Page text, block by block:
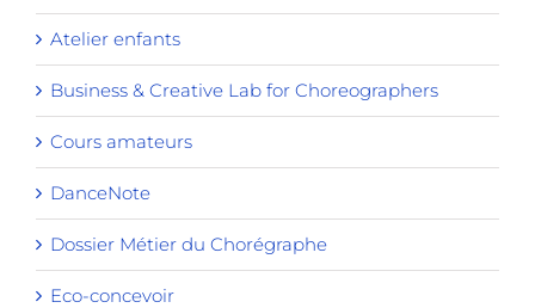
Atelier enfants
Business & Creative Lab for Choreographers
Cours amateurs
DanceNote
Dossier Métier du Chorégraphe
Eco-concevoir